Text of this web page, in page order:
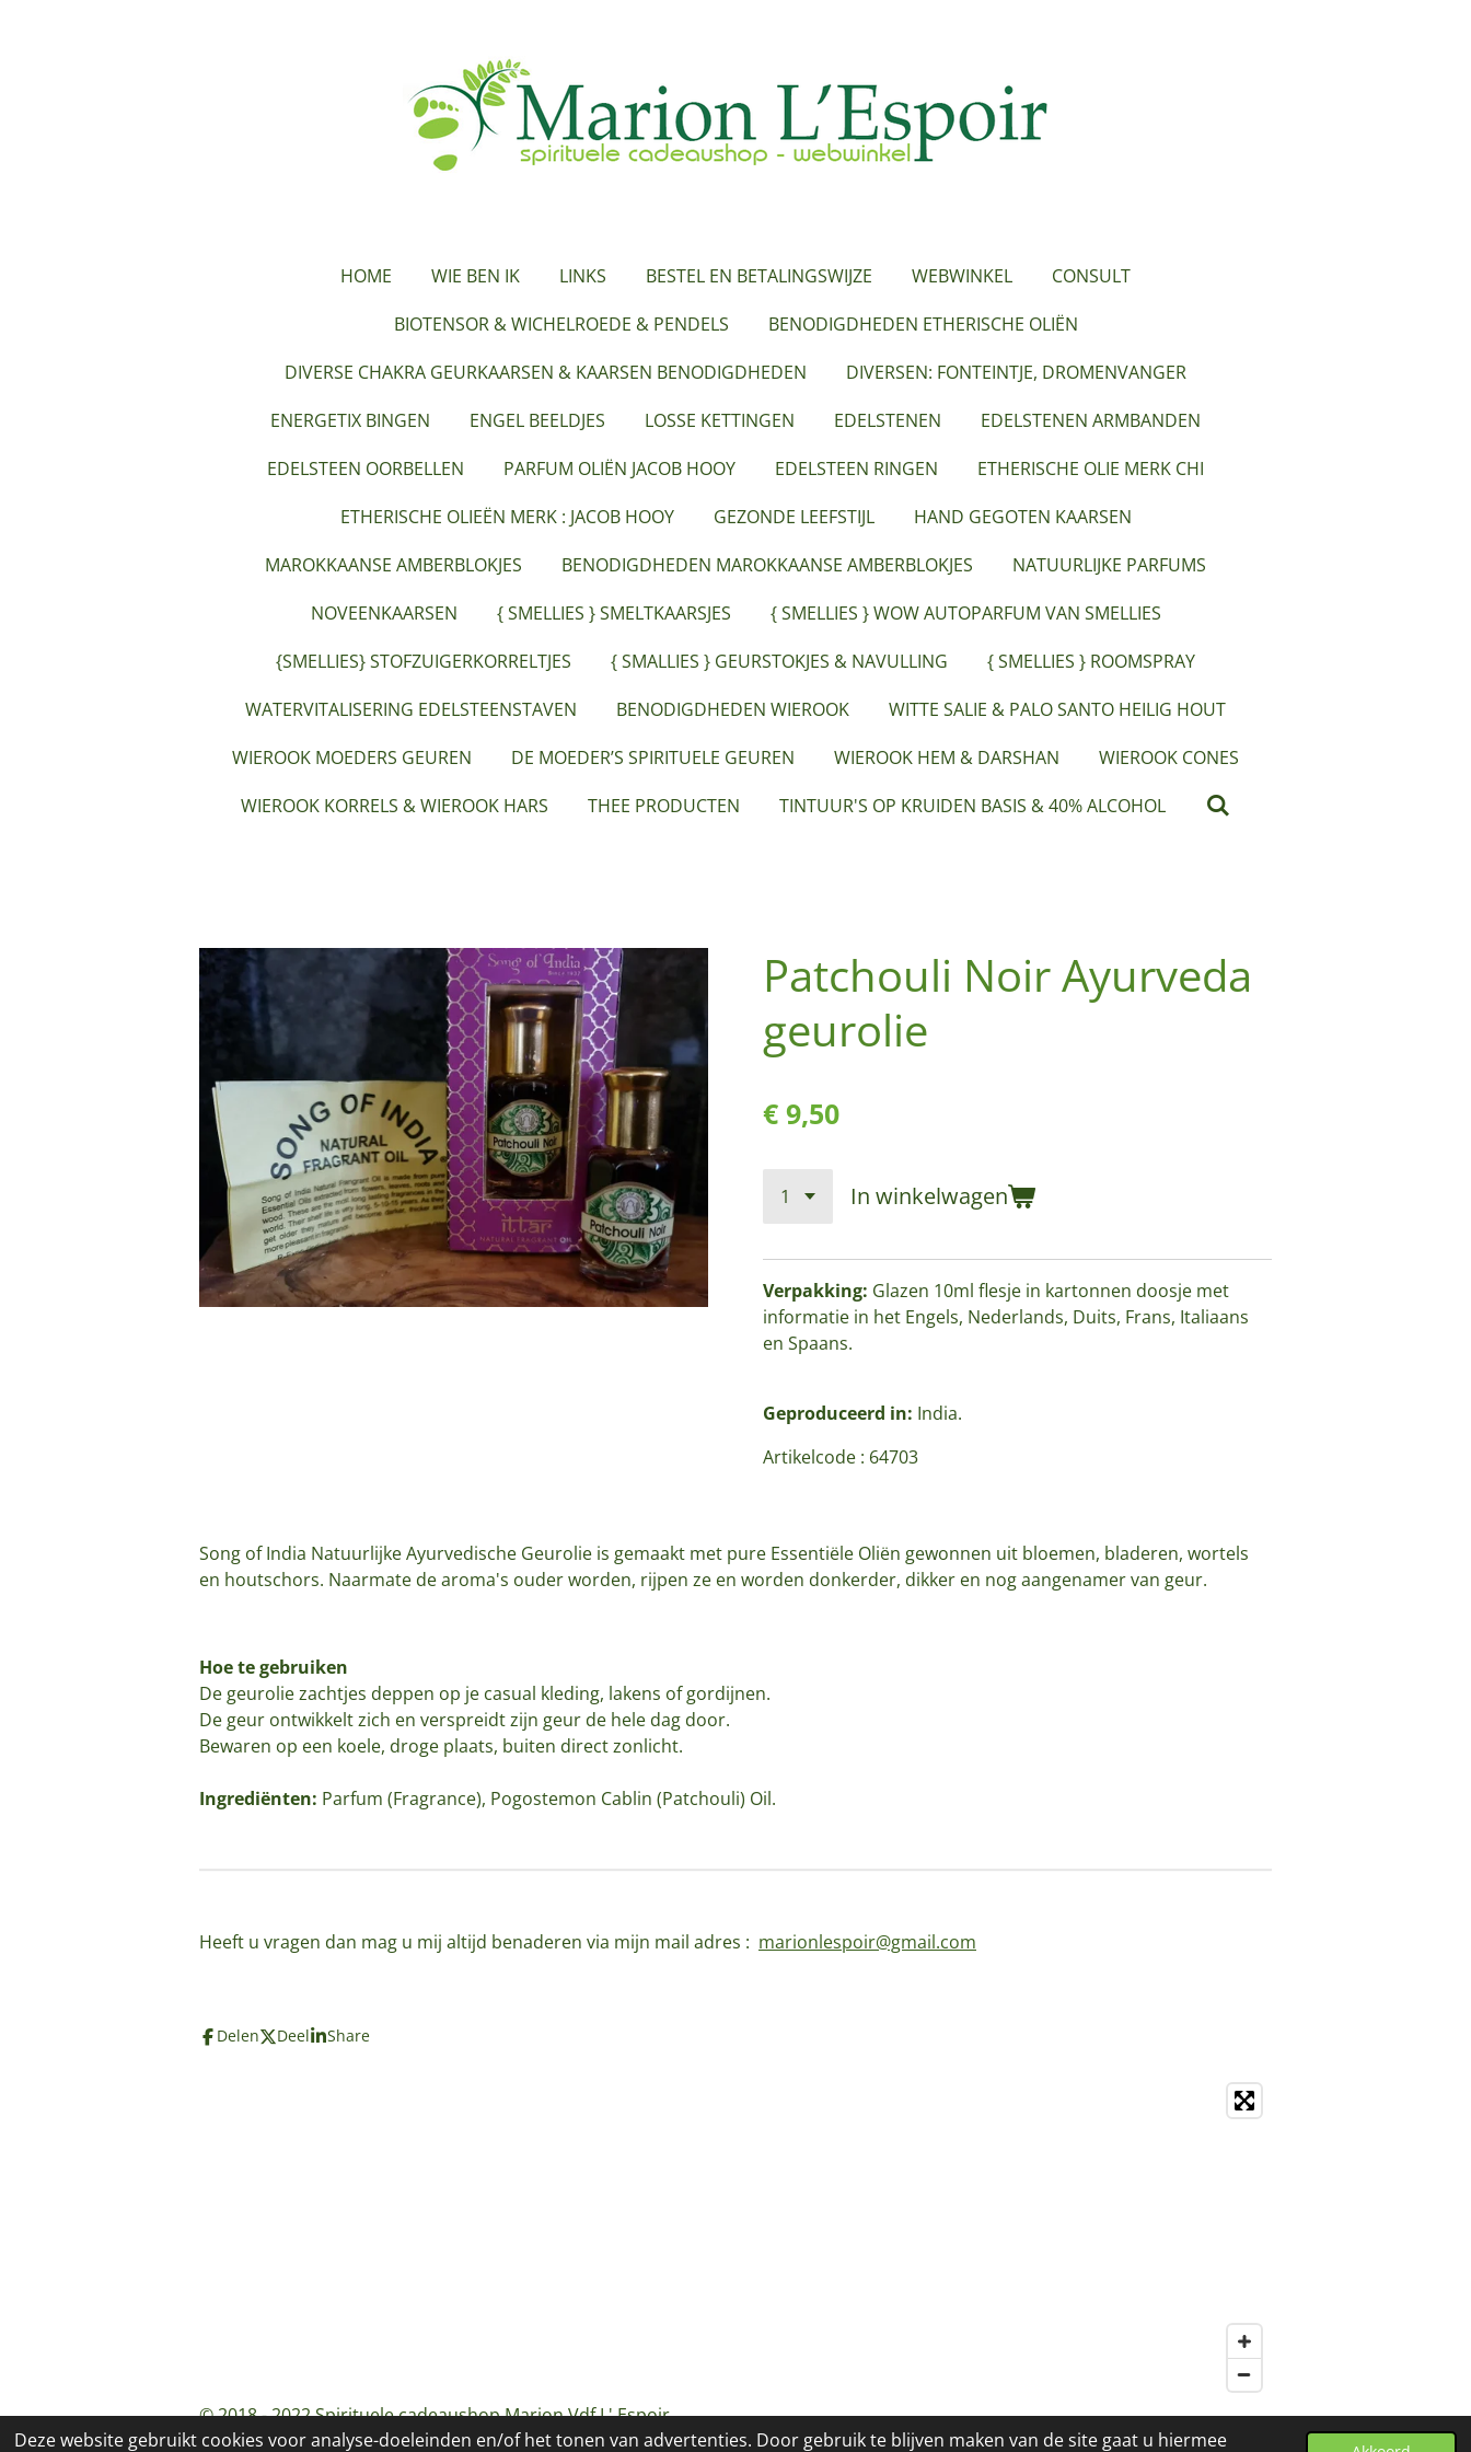
Deze website gebruikt cookies voor analyse-doeleinden en/of het tonen van advertenties. Door gebruik te blijven maken van de site gaat u hiermee
HOME WIE BEN IK LINKS BESTEL EN BETALINGSWIJZE WEBWINKEL
CONSULT
BIOTENSOR & WICHELROEDE & PENDELS
BENODIGDHEDEN ETHERISCHE OLIËN
DIVERSE CHAKRA GEURKAARSEN & KAARSEN BENODIGDHEDEN
DIVERSEN: FONTEINTJE, DROMENVANGER
ENERGETIX BINGEN
ENGEL BEELDJES LOSSE KETTINGEN EDELSTENEN
EDELSTENEN ARMBANDEN
EDELSTEEN OORBELLEN
PARFUM OLIËN JACOB HOOY EDELSTEEN RINGEN
ETHERISCHE OLIE MERK CHI
ETHERISCHE OLIEËN MERK : JACOB HOOY
GEZONDE LEEFSTIJL
HAND GEGOTEN KAARSEN
MAROKKAANSE AMBERBLOKJES
BENODIGDHEDEN MAROKKAANSE AMBERBLOKJES
NATUURLIJKE PARFUMS
NOVEENKAARSEN
{ SMELLIES } SMELTKAARSJES
{ SMELLIES } WOW AUTOPARFUM VAN SMELLIES
{SMELLIES} STOFZUIGERKORRELTJES
{ SMALLIES } GEURSTOKJES & NAVULLING
{ SMELLIES } ROOMSPRAY
WATERVITALISERING EDELSTEENSTAVEN
BENODIGDHEDEN WIEROOK
WITTE SALIE & PALO SANTO HEILIG HOUT
WIEROOK MOEDERS GEUREN
DE MOEDER’S SPIRITUELE GEUREN WIEROOK HEM & DARSHAN
WIEROOK CONES
WIEROOK KORRELS & WIEROOK HARS
THEE PRODUCTEN TINTUUR'S OP KRUIDEN BASIS & 40% ALCOHOL
Patchouli Noir Ayurveda
geurolie
€ 9,50
In winkelwagen
Verpakking: Glazen 10ml flesje in kartonnen doosje met
informatie in het Engels, Nederlands, Duits, Frans, Italiaans
en Spaans.
Geproduceerd in: India.
Artikelcode : 64703
Song of India Natuurlijke Ayurvedische Geurolie is gemaakt met pure Essentiële Oliën gewonnen uit bloemen, bladeren, wortels
en houtschors. Naarmate de aroma's ouder worden, rijpen ze en worden donkerder, dikker en nog aangenamer van geur.
Hoe te gebruiken
De geurolie zachtjes deppen op je casual kleding, lakens of gordijnen.
De geur ontwikkelt zich en verspreidt zijn geur de hele dag door.
Bewaren op een koele, droge plaats, buiten direct zonlicht.
Ingrediënten: Parfum (Fragrance), Pogostemon Cablin (Patchouli) Oil.
Heeft u vragen dan mag u mij altijd benaderen via mijn mail adres : marionlespoir@gmail.com
Delen Deel Share
© 2018 - 2022 Spirituele cadeaushop Marion Vdf L' Espoir